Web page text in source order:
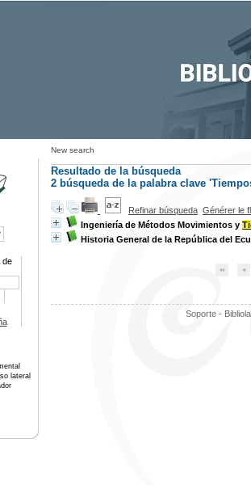
New search
Resultado de la búsqueda
2 búsqueda de la palabra clave
Refinar búsqueda Générer le
Ingeniería de Métodos Movimientos y
Historia General de la República del
Soporte -
de
lateral